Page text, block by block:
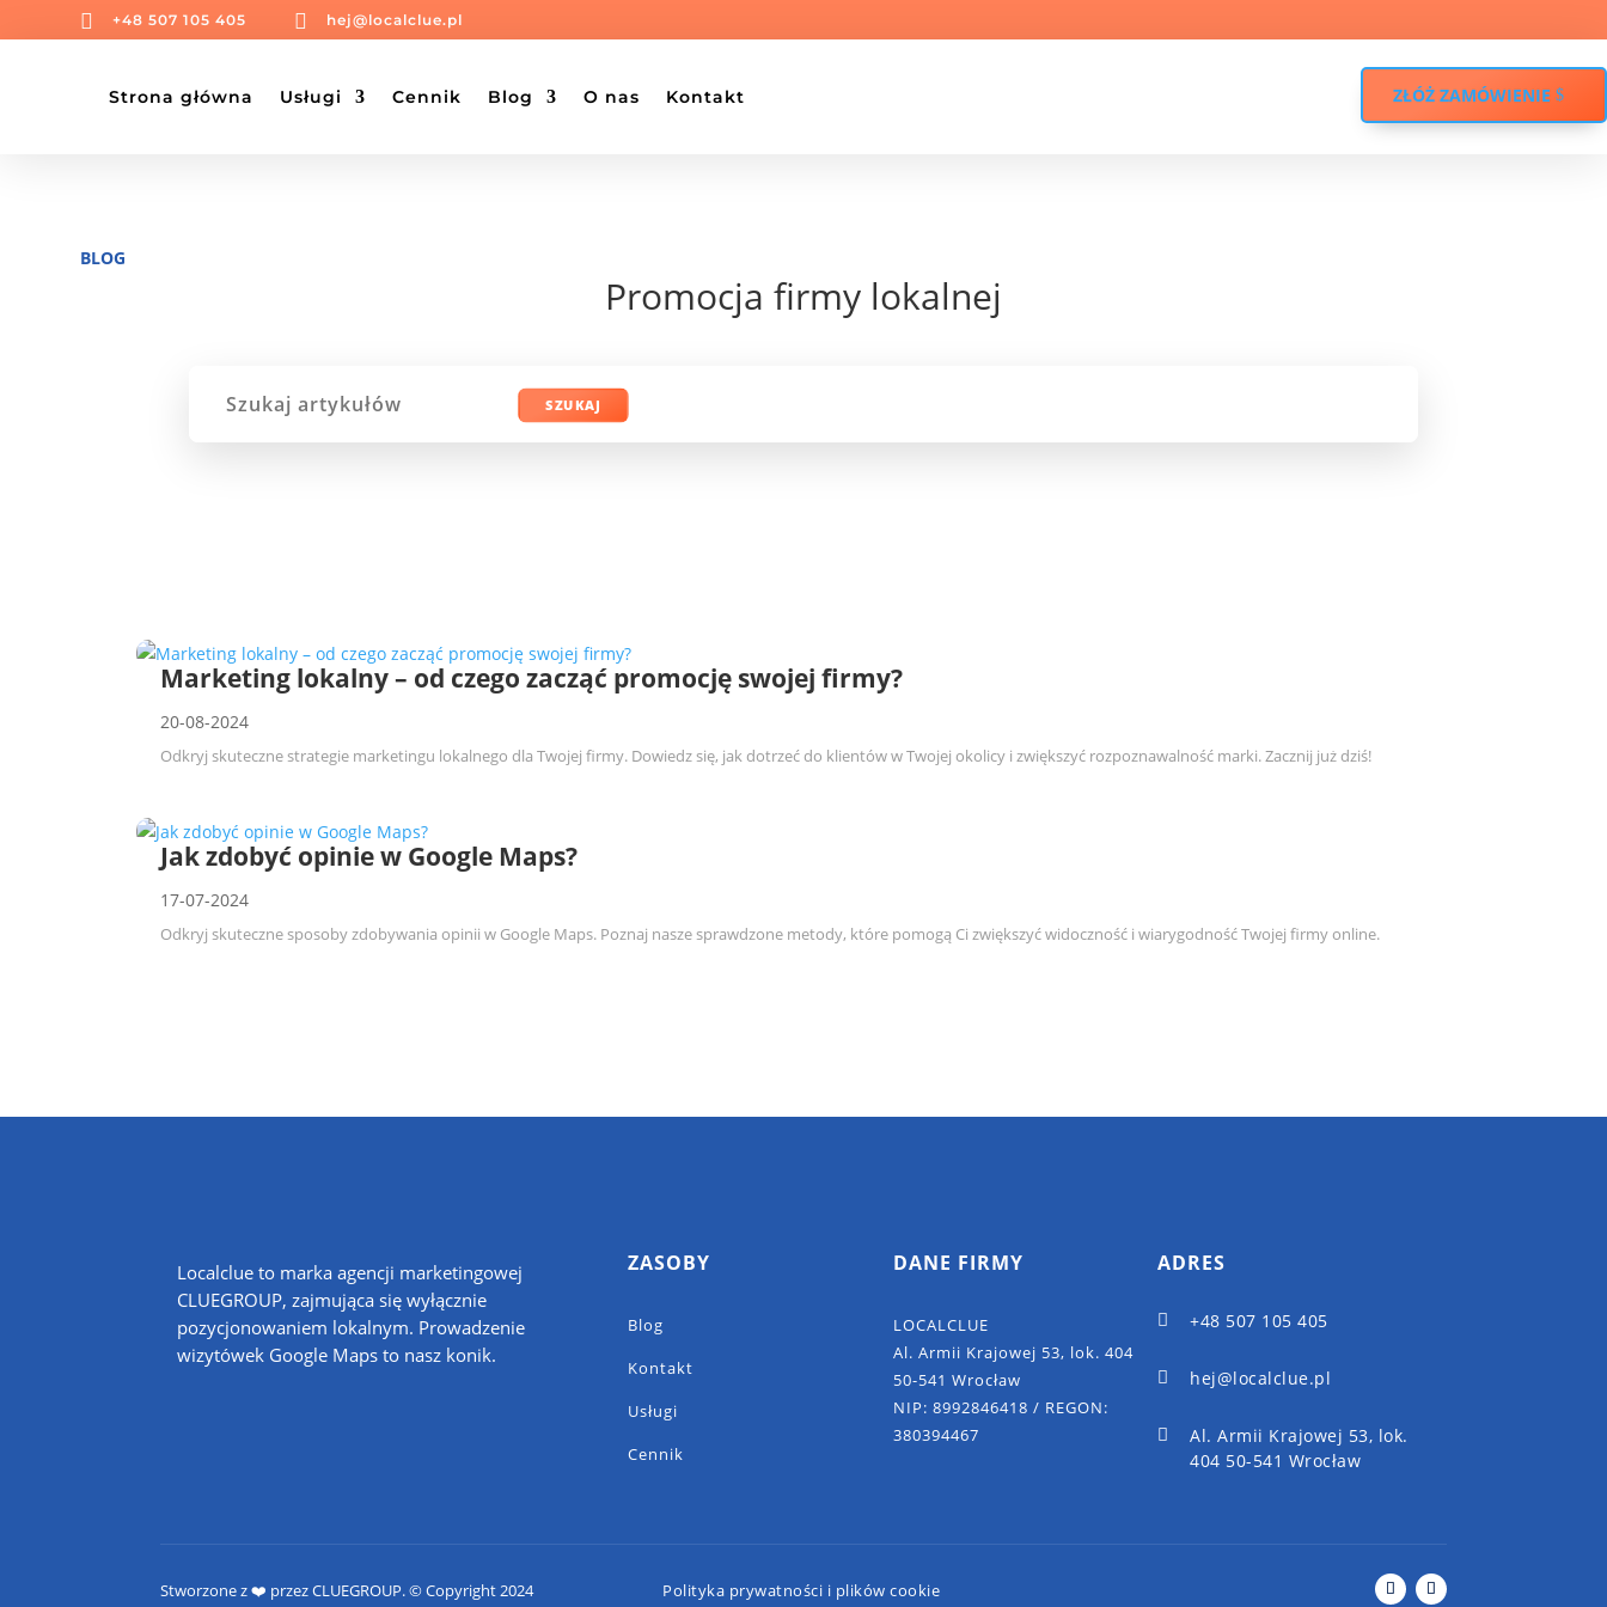
 +48 507 105 405  hej@localclue.pl
Strona główna Usługi Cennik Blog O nas Kontakt ZŁÓŻ ZAMÓWIENIE
BLOG
Promocja firmy lokalnej
Marketing lokalny – od czego zacząć promocję swojej firmy?
20-08-2024
Odkryj skuteczne strategie marketingu lokalnego dla Twojej firmy. Dowiedz się, jak dotrzeć do klientów w Twojej okolicy i zwiększyć rozpoznawalność marki. Zacznij już dziś!
Jak zdobyć opinie w Google Maps?
17-07-2024
Odkryj skuteczne sposoby zdobywania opinii w Google Maps. Poznaj nasze sprawdzone metody, które pomogą Ci zwiększyć widoczność i wiarygodność Twojej firmy online.
Localclue to marka agencji marketingowej
CLUEGROUP, zajmująca się wyłącznie
pozycjonowaniem lokalnym. Prowadzenie
wizytówek Google Maps to nasz konik.
ZASOBY
Blog
Kontakt
Usługi
Cennik
DANE FIRMY
LOCALCLUE
Al. Armii Krajowej 53, lok. 404
50-541 Wrocław
NIP: 8992846418 / REGON:
380394467
ADRES
 +48 507 105 405
 hej@localclue.pl

Al. Armii Krajowej 53, lok.
404 50-541 Wrocław
Stworzone z ❤️ przez CLUEGROUP. © Copyright 2024 Polityka prywatności i plików cookie